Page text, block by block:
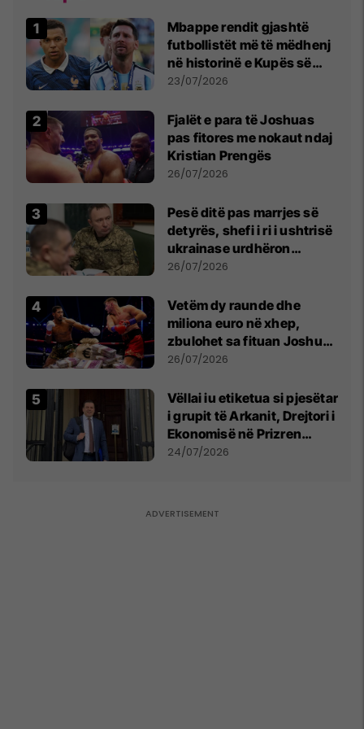
Mbappe rendit gjashtë
futbollistët më të mëdhenj
në historinë e Kupës së
Botës, Messi mbetet i dyti
23/07/2026
Fjalët e para të Joshuas
pas fitores me nokaut ndaj
Kristian Prengës
26/07/2026
Pesë ditë pas marrjes së
detyrës, shefi i ri i ushtrisë
ukrainase urdhëron
kontroll të madh
26/07/2026
Vetëm dy raunde dhe
miliona euro në xhep,
zbulohet sa fituan Joshua
e Prenga
26/07/2026
Vëllai iu etiketua si pjesëtar
i grupit të Arkanit, Drejtori i
Ekonomisë në Prizren
mohon pretendimet
24/07/2026